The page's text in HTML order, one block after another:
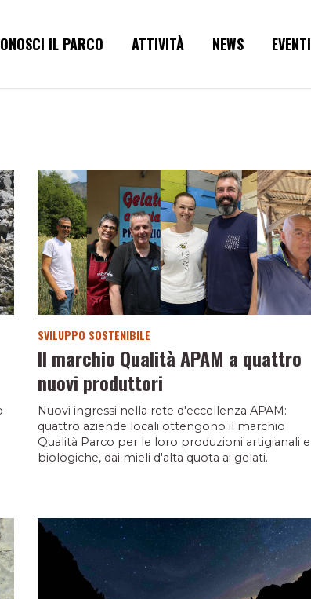
IL PARCO ATTIVITÀ NEWS EVENTI
SVILUPPO SOSTENIBILE
Il marchio Qualità APAM a quattro
nuovi produttori
Nuovi ingressi nella rete d'eccellenza APAM:
quattro aziende locali ottengono il marchio
Qualità Parco per le loro produzioni artigianali e
biologiche, dai mieli d'alta quota ai gelati.